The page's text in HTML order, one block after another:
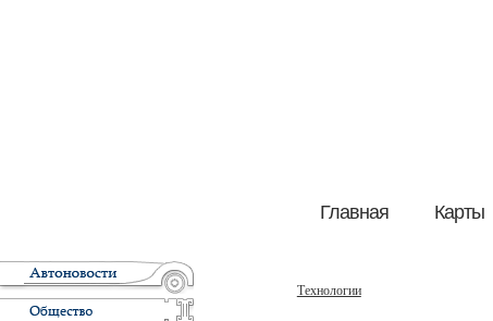
Главная Карты
Технологии